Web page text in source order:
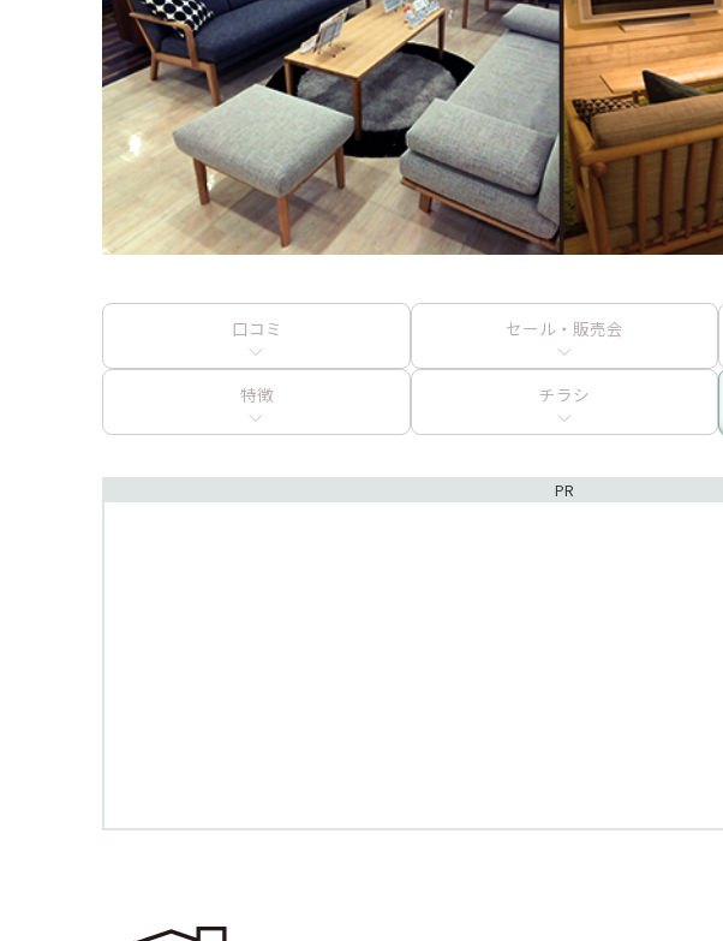
口コミ セール・販売会
特徴 チラシ
PR